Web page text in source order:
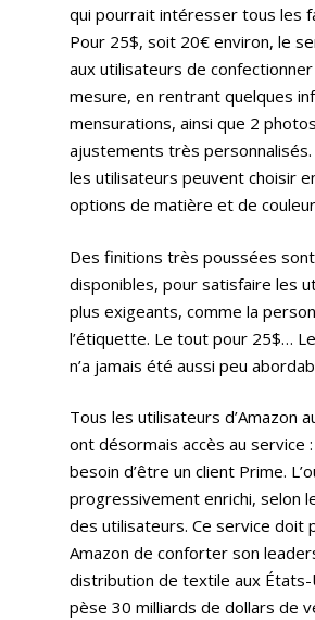
qui pourrait intéresser tous les
Pour 25$, soit 20€ environ, le
aux utilisateurs de
mesure, en rentrant quelques
mensurations, ainsi que 2
ajustements très personnalisés.
les utilisateurs peuvent choisir
options de matière et de
Des finitions très poussées
disponibles, pour satisfaire les
plus exigeants, comme la
l’étiquette. Le tout pour 25$…
n’a jamais été aussi peu
Tous les utilisateurs d’Amazon
ont désormais accès au service :
besoin d’être un client Prime.
progressivement enrichi, selon
des utilisateurs. Ce service doit
Amazon de conforter son
distribution de textile aux États-
pèse 30 milliards de dollars de